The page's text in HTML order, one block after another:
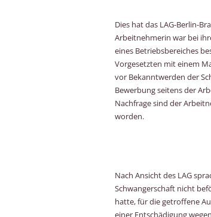
Dies hat das LAG-Berlin-
Arbeitnehmerin war bei
eines Betriebsbereiches
Vorgesetzten mit einem
vor Bekanntwerden der
Bewerbung seitens der
Nachfrage sind der
worden.
Nach Ansicht des LAG
Schwangerschaft nicht
hatte, für die getroffene
einer Entschädigung